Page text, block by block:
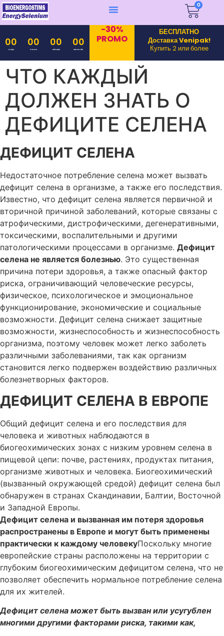
0
00
Days
00
Hours
00
Minutes
00
Seconds
-30%
PROMO
БЕСПЛАТНО
Доставка Venipak!
Купить 2 или более
ЧТО КАЖДЫЙ
ДОЛЖЕН ЗНАТЬ О
ДЕФИЦИТЕ СЕЛЕНА
ДЕФИЦИТ СЕЛЕНА
Недостаточное потребление селена может вызвать
дефицит селена в организме, а также его последствия.
Известно, что дефицит селена является первичной и
вторичной причиной заболеваний, которые связаны с
атрофическими, дистрофическими, дегенеративными,
токсическими, воспалительными и другими
патологическими процессами в организме. Дефицит
селена не является болезнью. Это существенная
причина потери здоровья, а также опасный фактор
риска, ограничивающий человеческие ресурсы,
физическое, психологическое и эмоциональное
функционирование, экономические и социальные
возможности. Дефицит селена снижает защитные
возможности, жизнеспособность и жизнеспособность
организма, поэтому человек может легко заболеть
различными заболеваниями, так как организм
становится легко подвержен воздействию различных
болезнетворных факторов.
ДЕФИЦИТ СЕЛЕНА В ЕВРОПЕ
Общий дефицит селена и его последствия для
человека и животных наблюдаются в
биогеохимических зонах с низким уровнем селена в
пищевой цепи: почве, растениях, продуктах питания,
организме животных и человека. Биогеохимический
(вызванный окружающей средой) дефицит селена был
обнаружен в странах Скандинавии, Балтии, Восточной
и Западной Европы.
Дефицит селена и вызванная им потеря здоровья
распространены в Европе и могут быть применены
практически к каждому человекуПоскольку многие
европейские страны расположены на территории с
глубоким биогеохимическим дефицитом селена, что не
позволяет обеспечить нормальное потребление селена
для их жителей.
Дефицит селена может быть вызван или усугублен
многими другими факторами риска, такими как,